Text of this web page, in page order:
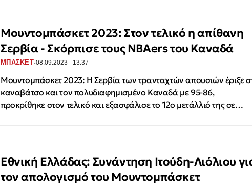
Μουντομπάσκετ 2023: Στον τελικό η απίθανη
Σερβία - Σκόρπισε τους NBAers του Καναδά
ΜΠΑΣΚΕΤ·08.09.2023 - 13:37
Μουντομπάσκετ 2023: Η Σερβία των τρανταχτών απουσιών έριξε
καναβάτσο και τον πολυδιαφημισμένο Καναδά με 95-86,
προκρίθηκε στον τελικό και εξασφάλισε το 12ο μετάλλιό της σε…
Εθνική Ελλάδας: Συνάντηση Ιτούδη-Λιόλιου
τον απολογισμό του Μουντομπάσκετ